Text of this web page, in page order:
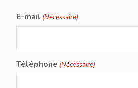
E-mail (Nécessaire)
Téléphone (Nécessaire)